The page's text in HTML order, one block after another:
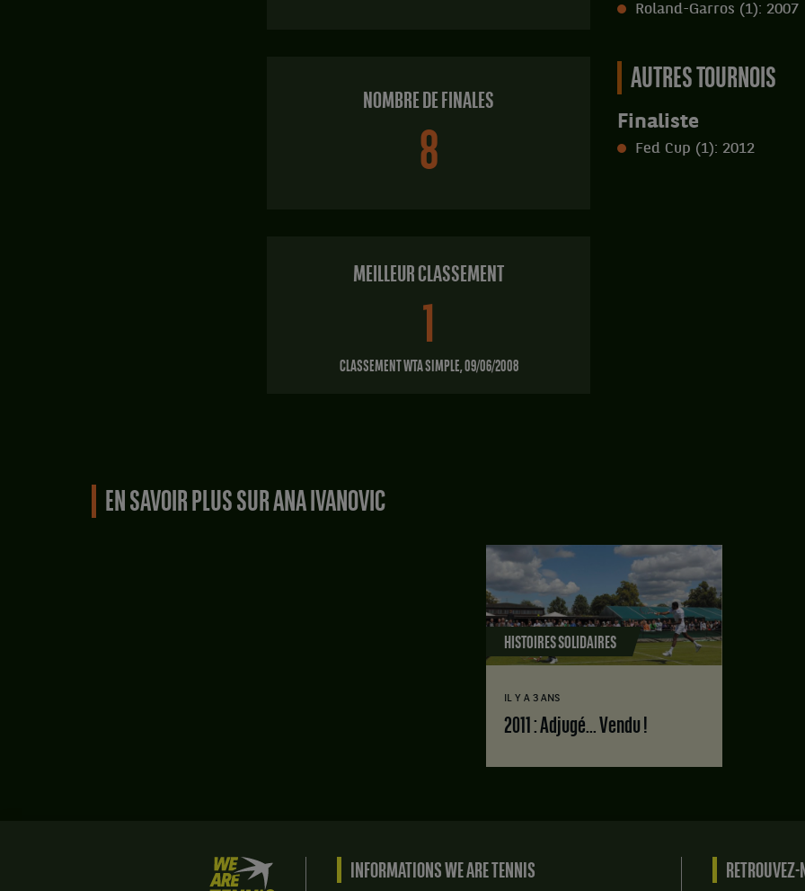
NOMBRE DE FINALES
8
MEILLEUR CLASSEMENT
1
CLASSEMENT WTA SIMPLE, 09/06/2008
Roland-Garros (1): 2007
AUTRES TOURNOIS
Finaliste
Fed Cup (1): 2012
EN SAVOIR PLUS SUR ANA IVANOVIC
HISTOIRES SOLIDAIRES
IL Y A 3 ANS
2011 : Adjugé... Vendu !
We
are
INFORMATIONS WE ARE TENNIS